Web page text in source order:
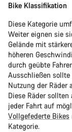
Bike Klassifikation
Diese Kategorie
Weiter eignen sie
Gelände mit
höheren
durch geübte
Ausschließen
Nutzung der Räder
Diese Räder
jeder Fahrt auf
Vollgefederte Bikes
Kategorie.